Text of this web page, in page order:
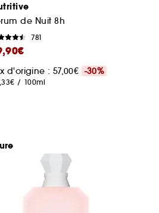
de Nuit 8h
781
d'origine : 57,00€ -30%
/ 100ml